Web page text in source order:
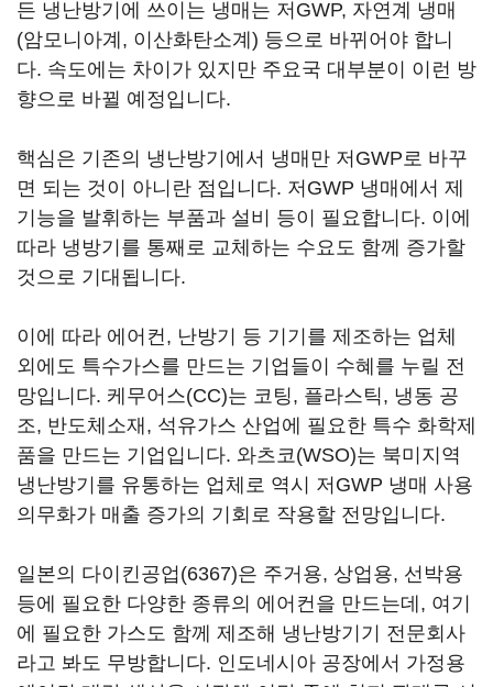
든 냉난방기에 쓰이는 냉매는 저GWP, 자연계 냉매
(암모니아계, 이산화탄소계) 등으로 바뀌어야 합니
다. 속도에는 차이가 있지만 주요국 대부분이 이런 방
향으로 바뀔 예정입니다.
핵심은 기존의 냉난방기에서 냉매만 저GWP로 바꾸
면 되는 것이 아니란 점입니다. 저GWP 냉매에서 제
기능을 발휘하는 부품과 설비 등이 필요합니다. 이에
따라 냉방기를 통째로 교체하는 수요도 함께 증가할
것으로 기대됩니다.
이에 따라 에어컨, 난방기 등 기기를 제조하는 업체
외에도 특수가스를 만드는 기업들이 수혜를 누릴 전
망입니다. 케무어스(CC)는 코팅, 플라스틱, 냉동 공
조, 반도체소재, 석유가스 산업에 필요한 특수 화학제
품을 만드는 기업입니다. 와츠코(WSO)는 북미지역
냉난방기를 유통하는 업체로 역시 저GWP 냉매 사용
의무화가 매출 증가의 기회로 작용할 전망입니다.
일본의 다이킨공업(6367)은 주거용, 상업용, 선박용
등에 필요한 다양한 종류의 에어컨을 만드는데, 여기
에 필요한 가스도 함께 제조해 냉난방기기 전문회사
라고 봐도 무방합니다. 인도네시아 공장에서 가정용